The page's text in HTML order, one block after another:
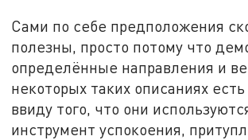
Сами по себе предположения
полезны, просто потому что
определённые направления и
некоторых таких описаниях
ввиду того, что они
инструмент успокоения,